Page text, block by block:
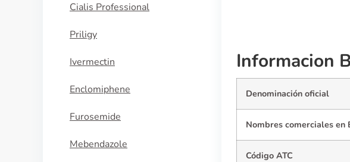
Cialis Professional
Priligy
Ivermectin
Enclomiphene
Furosemide
Mebendazole
Informacion
Denominación oficial
Nombres comerciales en
Código ATC